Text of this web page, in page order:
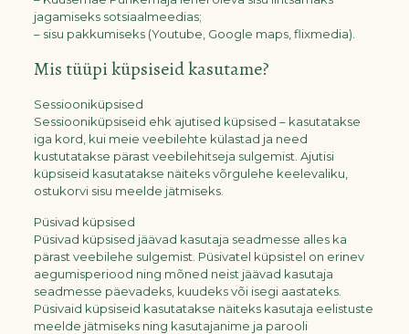
jagamiseks sotsiaalmeedias;
– sisu pakkumiseks (Youtube, Google maps, flixmedia).
Mis tüüpi küpsiseid kasutame?
Sessiooniküpsised
Sessiooniküpsiseid ehk ajutised küpsised – kasutatakse
iga kord, kui meie veebilehte külastad ja need
kustutatakse pärast veebilehitseja sulgemist. Ajutisi
küpsiseid kasutatakse näiteks võrgulehe keelevaliku,
ostukorvi sisu meelde jätmiseks.
Püsivad küpsised
Püsivad küpsised jäävad kasutaja seadmesse alles ka
pärast veebilehe sulgemist. Püsivatel küpsistel on erinev
aegumisperiood ning mõned neist jäävad kasutaja
seadmesse päevadeks, kuudeks või isegi aastateks.
Püsivaid küpsiseid kasutatakse näiteks kasutaja eelistuste
meelde jätmiseks ning kasutajanime ja parooli